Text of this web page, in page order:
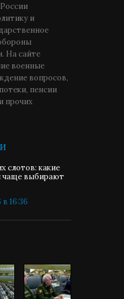
и
На сайте
военные
вопросов,
пенсии
прочих
слотов: какие
чаще выбирают
16:36